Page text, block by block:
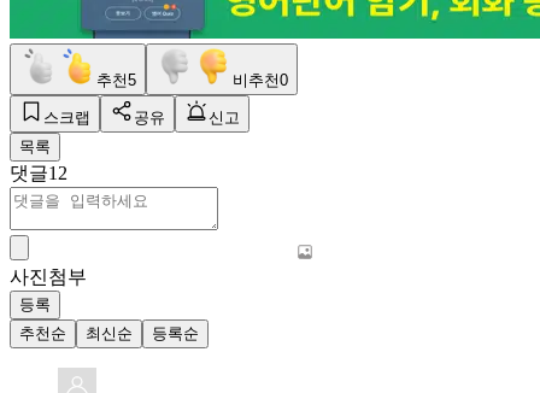
추천5 비추천0
스크랩 공유
신고
목록
댓글12
사진첨부
등록
추천순
최신순 등록순